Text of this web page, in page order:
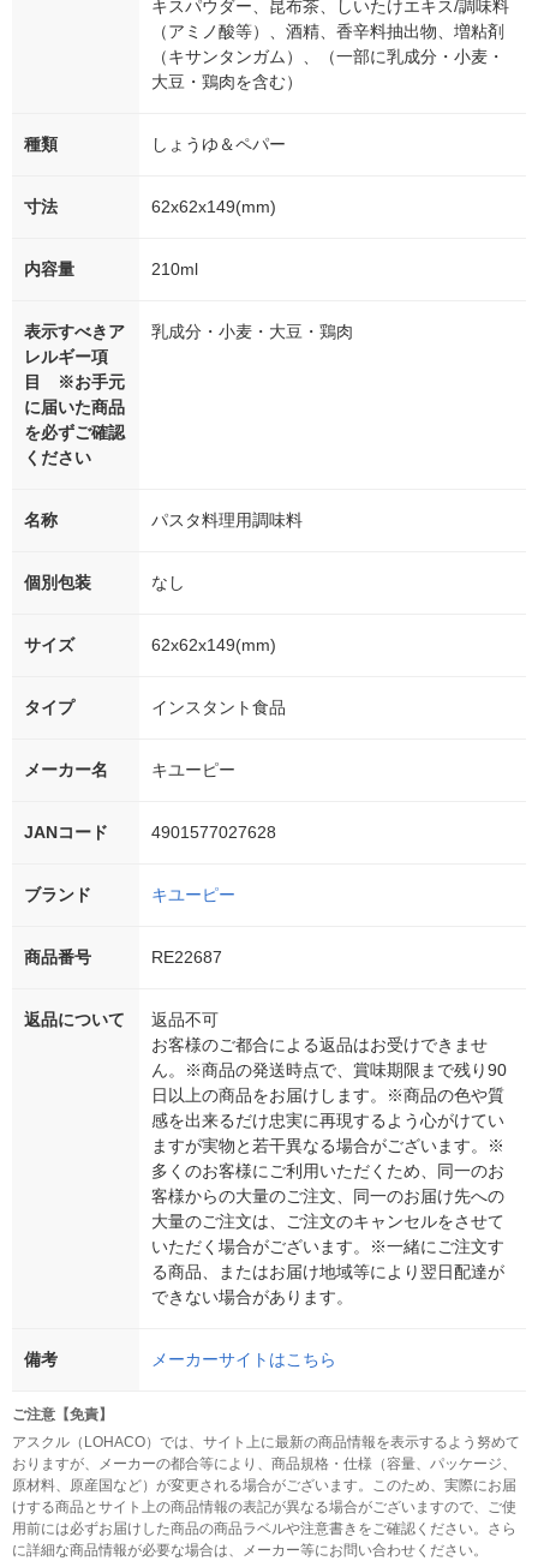
キスパウダー、昆布茶、しいたけエキス/調味料
（アミノ酸等）、酒精、香辛料抽出物、増粘剤
（キサンタンガム）、（一部に乳成分・小麦・
大豆・鶏肉を含む）
種類 しょうゆ＆ペパー
寸法 62x62x149(mm)
内容量 210ml
表示すべきア
レルギー項
目 ※お手元
に届いた商品
を必ずご確認
ください
乳成分・小麦・大豆・鶏肉
名称 パスタ料理用調味料
個別包装 なし
サイズ 62x62x149(mm)
タイプ インスタント食品
メーカー名 キユーピー
JANコード 4901577027628
ブランド キユーピー
商品番号 RE22687
返品について
返品不可
お客様のご都合による返品はお受けできませ
ん。※商品の発送時点で、賞味期限まで残り90
日以上の商品をお届けします。※商品の色や質
感を出来るだけ忠実に再現するよう心がけてい
ますが実物と若干異なる場合がございます。※
多くのお客様にご利用いただくため、同一のお
客様からの大量のご注文、同一のお届け先への
大量のご注文は、ご注文のキャンセルをさせて
いただく場合がございます。※一緒にご注文す
る商品、またはお届け地域等により翌日配達が
できない場合があります。
備考 メーカーサイトはこちら
ご注意【免責】
アスクル（LOHACO）では、サイト上に最新の商品情報を表示するよう努めて
おりますが、メーカーの都合等により、商品規格・仕様（容量、パッケージ、
原材料、原産国など）が変更される場合がございます。このため、実際にお届
けする商品とサイト上の商品情報の表記が異なる場合がございますので、ご使
用前には必ずお届けした商品の商品ラベルや注意書きをご確認ください。さら
に詳細な商品情報が必要な場合は、メーカー等にお問い合わせください。